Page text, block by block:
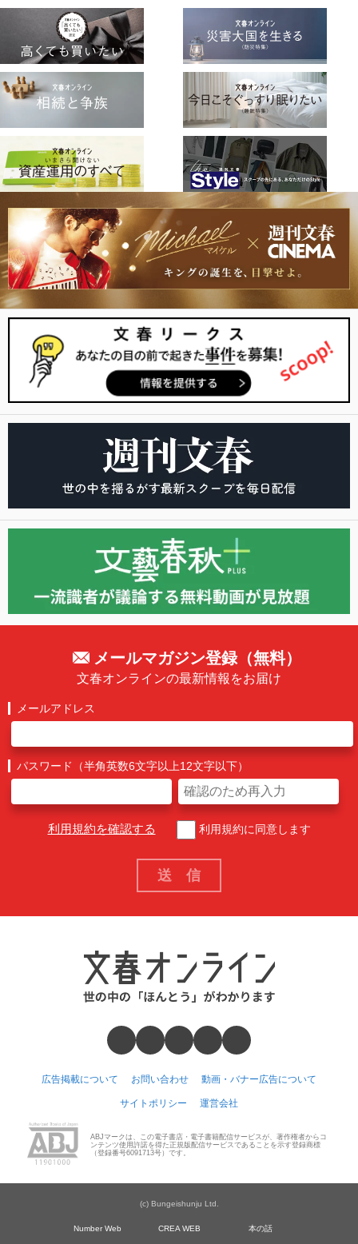
メールマガジン登録（無料）
文春オンラインの最新情報をお届け
メールアドレス
パスワード（半角英数6文字以上12文字以下）
利用規約を確認する 利用規約に同意します
広告掲載について お問い合わせ 動画・バナー広告について
サイトポリシー 運営会社
ABJマークは、この電子書店・電子書籍配信サービスが、著作権者からコ
ンテンツ使用許諾を得た正規版配信サービスであることを示す登録商標
（登録番号6091713号）です。
(c) Bungeishunju Ltd.
Number Web CREA WEB 本の話